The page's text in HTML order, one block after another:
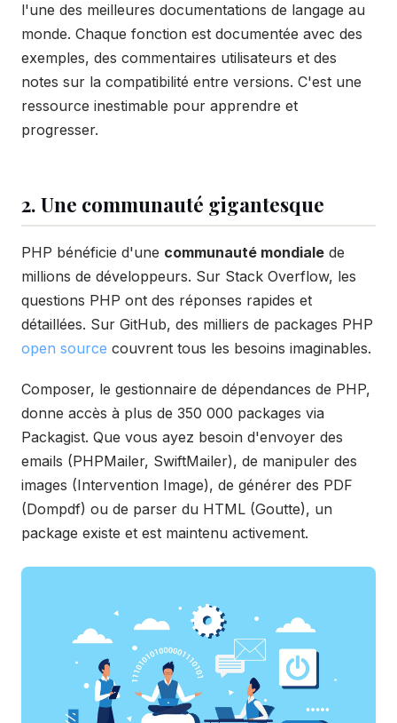
l'une des meilleures documentations de langage au
monde. Chaque fonction est documentée avec des
exemples, des commentaires utilisateurs et des
notes sur la compatibilité entre versions. C'est une
ressource inestimable pour apprendre et
progresser.
2. Une communauté gigantesque
PHP bénéficie d'une communauté mondiale de
millions de développeurs. Sur Stack Overflow, les
questions PHP ont des réponses rapides et
détaillées. Sur GitHub, des milliers de packages PHP
open source couvrent tous les besoins imaginables.
Composer, le gestionnaire de dépendances de PHP,
donne accès à plus de 350 000 packages via
Packagist. Que vous ayez besoin d'envoyer des
emails (PHPMailer, SwiftMailer), de manipuler des
images (Intervention Image), de générer des PDF
(Dompdf) ou de parser du HTML (Goutte), un
package existe et est maintenu activement.